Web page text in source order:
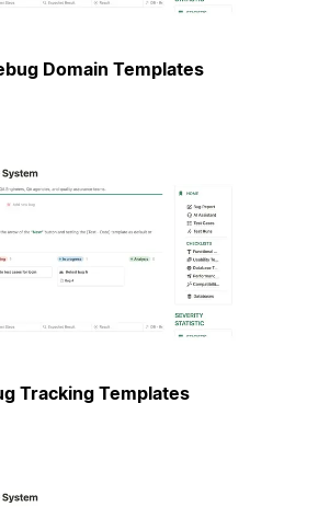
Domain Templates
Tracking Templates